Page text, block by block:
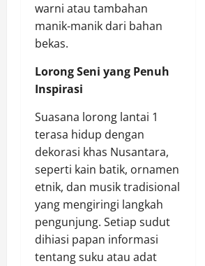
warni atau tambahan
manik-manik dari bahan
bekas.
Lorong Seni yang Penuh
Inspirasi
Suasana lorong lantai 1
terasa hidup dengan
dekorasi khas Nusantara,
seperti kain batik, ornamen
etnik, dan musik tradisional
yang mengiringi langkah
pengunjung. Setiap sudut
dihiasi papan informasi
tentang suku atau adat